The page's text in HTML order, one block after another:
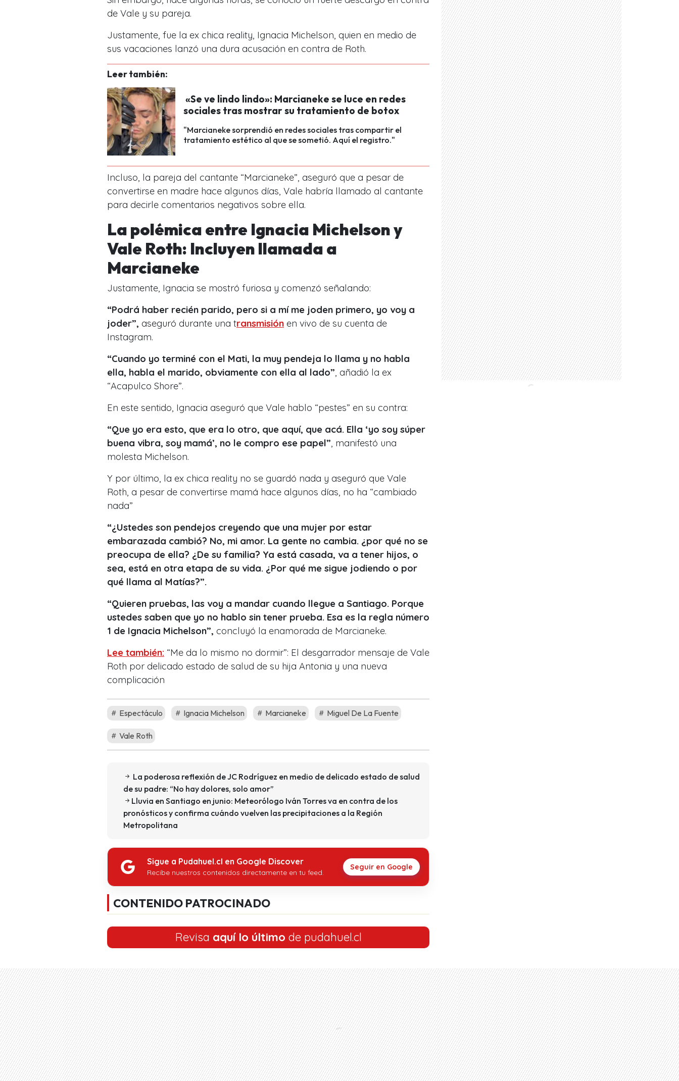
de Vale y su pareja.
Justamente, fue la ex chica reality, Ignacia Michelson, quien en medio de
sus vacaciones lanzó una dura acusación en contra de Roth.
Leer también:
«Se ve lindo lindo»: Marcianeke se luce en redes
sociales tras mostrar su tratamiento de botox
"Marcianeke sorprendió en redes sociales tras compartir el
tratamiento estético al que se sometió. Aquí el registro."
Incluso, la pareja del cantante “Marcianeke”, aseguró que a pesar de
convertirse en madre hace algunos días, Vale habría llamado al cantante
para decirle comentarios negativos sobre ella.
La polémica entre Ignacia Michelson y
Vale Roth: Incluyen llamada a
Marcianeke
Justamente, Ignacia se mostró furiosa y comenzó señalando:
“Podrá haber recién parido, pero si a mí me joden primero, yo voy a
joder”, aseguró durante una transmisión en vivo de su cuenta de
Instagram.
“Cuando yo terminé con el Mati, la muy pendeja lo llama y no habla
ella, habla el marido, obviamente con ella al lado” , añadió la ex
“Acapulco Shore”.
En este sentido, Ignacia aseguró que Vale hablo “pestes” en su contra:
“Que yo era esto, que era lo otro, que aquí, que acá. Ella ‘yo soy súper
buena vibra, soy mamá’, no le compro ese papel” , manifestó una
molesta Michelson.
Y por último, la ex chica reality no se guardó nada y aseguró que Vale
Roth, a pesar de convertirse mamá hace algunos días, no ha “cambiado
nada”
“¿Ustedes son pendejos creyendo que una mujer por estar
embarazada cambió? No, mi amor. La gente no cambia. ¿por qué no se
preocupa de ella? ¿De su familia? Ya está casada, va a tener hijos, o
sea, está en otra etapa de su vida. ¿Por qué me sigue jodiendo o por
qué llama al Matías?”.
“Quieren pruebas, las voy a mandar cuando llegue a Santiago. Porque
ustedes saben que yo no hablo sin tener prueba. Esa es la regla número
1 de Ignacia Michelson”, concluyó la enamorada de Marcianeke.
Lee también: “Me da lo mismo no dormir”: El desgarrador mensaje de Vale
Roth por delicado estado de salud de su hija Antonia y una nueva
complicación
Espectáculo Ignacia Michelson Marcianeke Miguel De La Fuente
Vale Roth
La poderosa reflexión de JC Rodríguez en medio de delicado estado de salud
de su padre: “No hay dolores, solo amor”
Lluvia en Santiago en junio: Meteorólogo Iván Torres va en contra de los
pronósticos y confirma cuándo vuelven las precipitaciones a la Región
Metropolitana
Sigue a Pudahuel.cl en Google Discover
Recibe nuestros contenidos directamente en tu feed.
Seguir en Google
CONTENIDO PATROCINADO
Revisa aquí lo último de pudahuel.cl